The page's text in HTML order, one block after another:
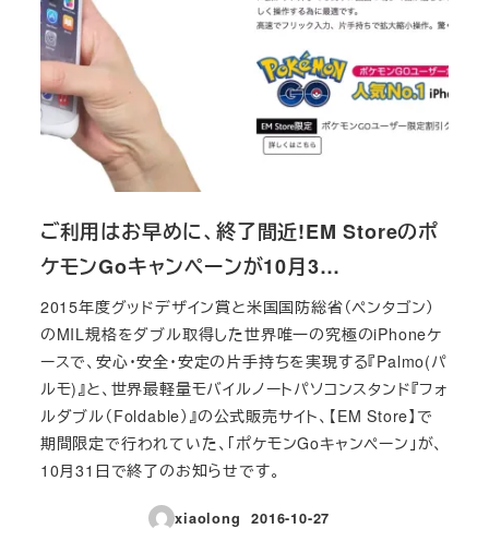
ご利用はお早めに、終了間近!EM Storeのポ
ケモンGoキャンペーンが10月3…
2015年度グッドデザイン賞と米国国防総省（ペンタゴン）
のMIL規格をダブル取得した世界唯一の究極のiPhoneケ
ースで、安心・安全・安定の片手持ちを実現する『Palmo(パ
ルモ)』と、世界最軽量モバイルノートパソコンスタンド『フォ
ルダブル（Foldable）』の公式販売サイト、【EM Store】で
期間限定で行われていた、「ポケモンGoキャンペーン」が、
10月31日で終了のお知らせです。
xiaolong
投稿日
2016-10-27